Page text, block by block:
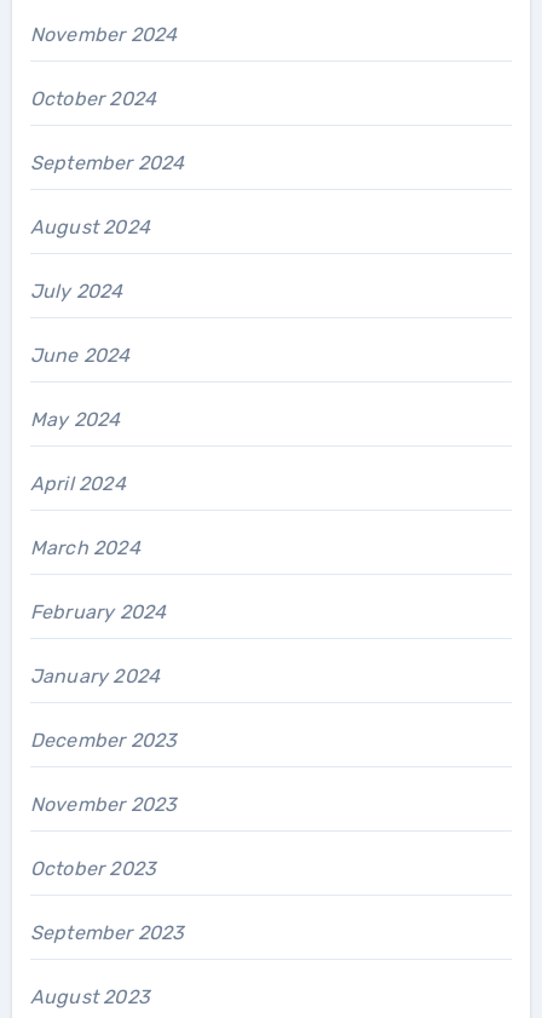
November 2024
October 2024
September 2024
August 2024
July 2024
June 2024
May 2024
April 2024
March 2024
February 2024
January 2024
December 2023
November 2023
October 2023
September 2023
August 2023